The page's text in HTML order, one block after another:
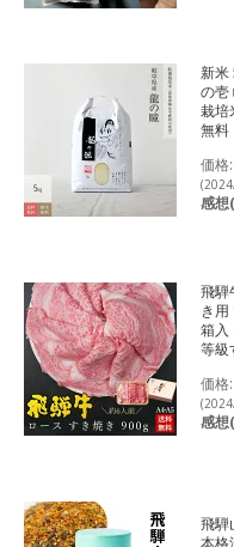
新米
の壱
栽培
無料
価格:
感想
飛騨
き
箱入
等級
価格:
感想
飛騨